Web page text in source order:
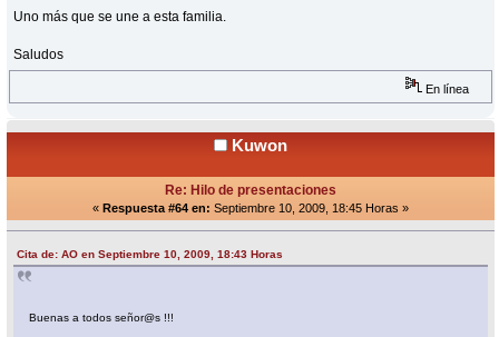
Uno más que se une a esta familia.
Saludos
En línea
Kuwon
Re: Hilo de presentaciones
« Respuesta #64 en: Septiembre 10, 2009, 18:45 Horas »
Cita de: AO en Septiembre 10, 2009, 18:43 Horas
Buenas a todos señor@s !!!